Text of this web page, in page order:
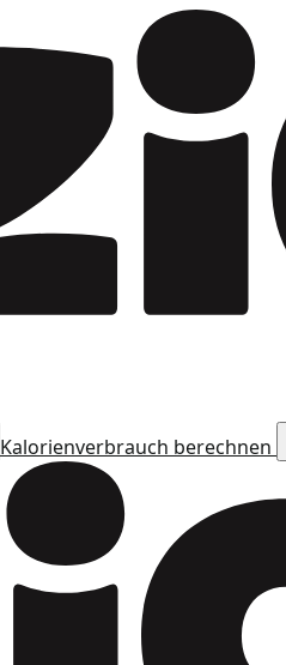
Kalorienverbrauch berechnen